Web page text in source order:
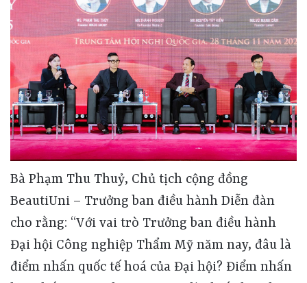
Bà Phạm Thu Thuỷ, Chủ tịch cộng đồng BeautiUni – Trưởng ban điều hành Diễn đàn cho rằng: “Với vai trò Trưởng ban điều hành Đại hội Công nghiệp Thẩm Mỹ năm nay, đâu là điểm nhấn quốc tế hoá của Đại hội? Điểm nhấn lớn nhất của Đại hội năm nay là chiến lược hội nhập và mở rộng thương mại quốc tế. Diễn đàn không chỉ là sự kiện quy tụ các đoàn chuyên gia, hiệp hội, doanh nghiệp và đại biểu khách mời đến từ nhiều quốc gia, mà còn mở ra cơ hội hợp tác, xúc tiến thương mại và góp phần nâng cao kiến thức kĩ năng nguồn nhân lực